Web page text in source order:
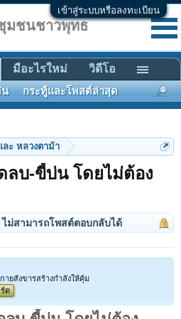
เข้าสู่ระบบหรือลงทะเบียน
ละ หลวงตาม้า
บ-ขี้บ่น โดยไม่ต้อง
ม่สามารถโพสต์ตอบกลับได้
ยสังขารสร้างกำลังให้คุ้ม
ด
มชนชาวพุทธ
น กระทู้และโพสต์ล่าสุด
มีอะไรใหม่ วิดีโอ